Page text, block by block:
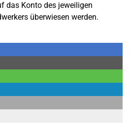
das Konto des jeweiligen
überwiesen werden.